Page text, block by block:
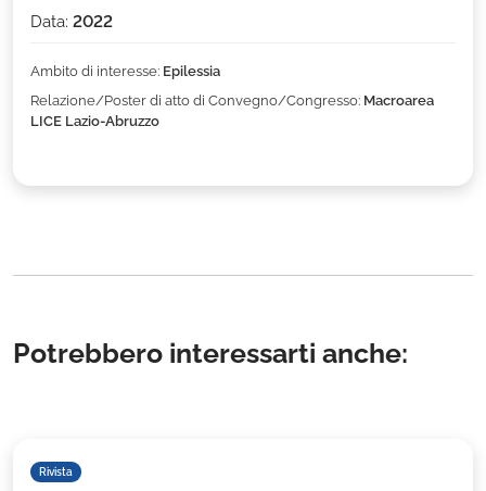
Data: 2022
Ambito di interesse: Epilessia
Relazione/Poster di atto di Convegno/Congresso: Macroarea
LICE Lazio-Abruzzo
Potrebbero interessarti anche:
Rivista